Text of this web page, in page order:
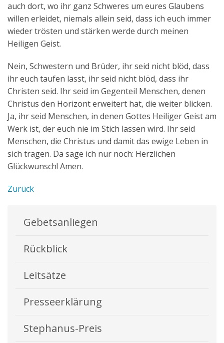
auch dort, wo ihr ganz Schweres um eures Glaubens
willen erleidet, niemals allein seid, dass ich euch immer
wieder trösten und stärken werde durch meinen
Heiligen Geist.
Nein, Schwestern und Brüder, ihr seid nicht blöd, dass
ihr euch taufen lasst, ihr seid nicht blöd, dass ihr
Christen seid. Ihr seid im Gegenteil Menschen, denen
Christus den Horizont erweitert hat, die weiter blicken.
Ja, ihr seid Menschen, in denen Gottes Heiliger Geist am
Werk ist, der euch nie im Stich lassen wird. Ihr seid
Menschen, die Christus und damit das ewige Leben in
sich tragen. Da sage ich nur noch: Herzlichen
Glückwunsch! Amen.
Zurück
Gebetsanliegen
Rückblick
Leitsätze
Presseerklärung
Stephanus-Preis